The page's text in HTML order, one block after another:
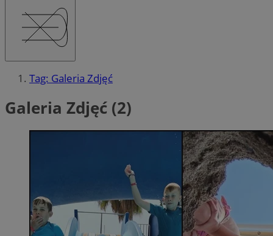
Tag: Galeria Zdjęć
Galeria Zdjęć (2)